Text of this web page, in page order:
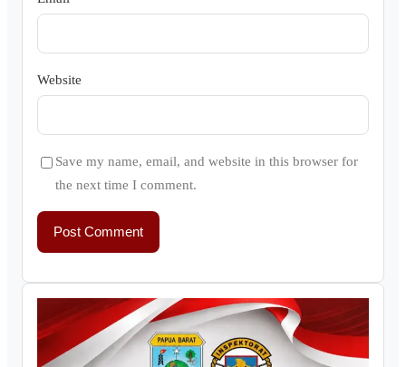
Website
Save my name, email, and website in this browser for
the next time I comment.